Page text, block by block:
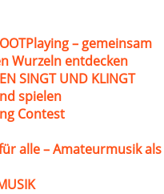
– gemeinsam
Wurzeln entdecken
SINGT UND KLINGT
spielen
Contest
alle – Amateurmusik als